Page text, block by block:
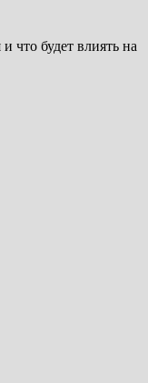
что будет влиять на